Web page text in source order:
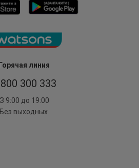
Горячая линия
300 333
З 9:00 до 19:00
Без выходных